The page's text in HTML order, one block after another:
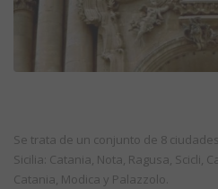
Se trata de un conjunto de 8
Sicilia: Catania, Nota, Ragusa, Scicli,
Catania, Modica y Palazzolo.